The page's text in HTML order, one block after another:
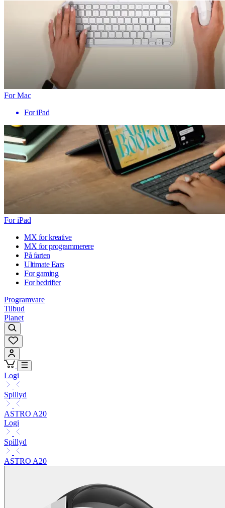
For Mac
For iPad
For iPad
MX for kreative
MX for programmerere
På farten
Ultimate Ears
For gaming
For bedrifter
Programvare
Tilbud
Planet
Logi
Spillyd
ASTRO A20
Logi
Spillyd
ASTRO A20